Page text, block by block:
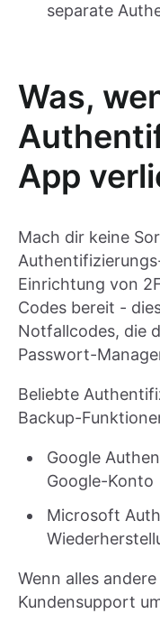
separate
Was,
App
Mach dir keine
Einrichtung von
Codes bereit -
Notfallcodes, die
Passwort-
Beliebte
Backup-
Google
Google-Konto
Microsoft
Wenn alles
Kundensupport